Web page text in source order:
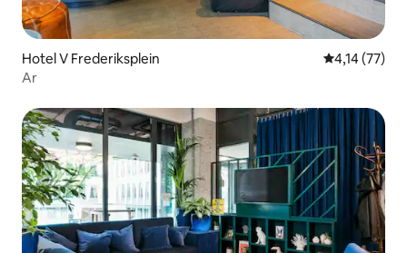
Hotel V Frederiksplein 4,14 de uma
4,14 (77)
Ar